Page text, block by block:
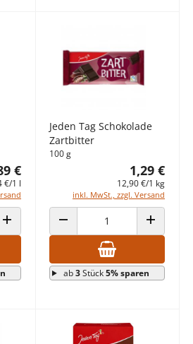
€
€/1 l
ANZAHL ERHÖHEN
Jeden Tag Schokolade
Zartbitter
100 g
1,29 €
12,90 €/1 kg
inkl. MwSt., zzgl. Versand
ANZAHL VERRINGERN ANZAHL
ab3Stück5% sparen